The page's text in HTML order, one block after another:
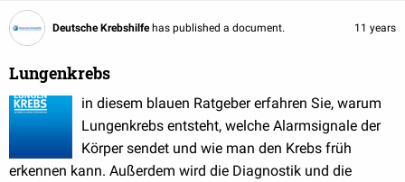
Deutsche Krebshilfe has published a document. 11 years
Lungenkrebs
in diesem blauen Ratgeber erfahren Sie, warum
Lungenkrebs entsteht, welche Alarmsignale der
Körper sendet und wie man den Krebs früh
erkennen kann. Außerdem wird die Diagnostik und die